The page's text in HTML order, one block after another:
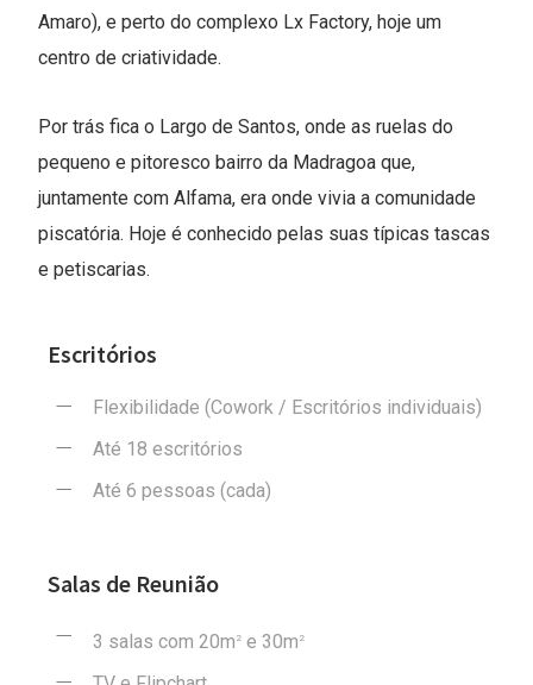
Amaro), e perto do complexo Lx Factory, hoje um
centro de criatividade.
Por trás fica o Largo de Santos, onde as ruelas do
pequeno e pitoresco bairro da Madragoa que,
juntamente com Alfama, era onde vivia a comunidade
piscatória. Hoje é conhecido pelas suas típicas tascas
e petiscarias.
Escritórios
Flexibilidade (Cowork / Escritórios individuais)
Até 18 escritórios
Até 6 pessoas (cada)
Salas de Reunião
3 salas com 20m 2 e 30m 2